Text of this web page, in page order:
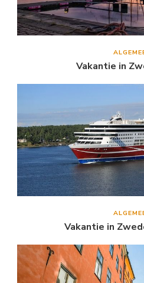
Vakantie in
Vakantie in